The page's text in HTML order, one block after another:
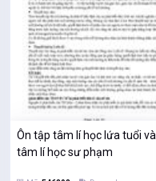
Ôn tập tâm lí học lứa tuổi và
tâm lí học sư phạm